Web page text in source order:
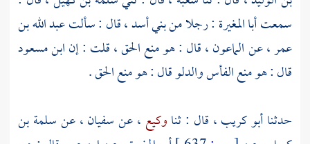
سمعتأبا المغيرة : رجلا منبني أسد، قال : سألتعبد الله بن
عمر ،عن الماعون ، قال : هو منع الحق ، قلت : إنابن مسعود
قال : هو منع الفأس والدلو قال : هو منع الحق .
حدثناأبو كريب، قال : ثناوكيع ، عنسفيان ،عنسلمة بن